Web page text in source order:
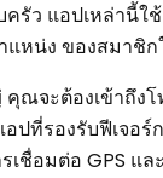
รัว แอปเหล่านี้ใ
ำแหน่ง ของสมา
ณจะต้องเข้าถึง
ปที่รองรับฟีเจอร์
ชื่อมต่อ GPS แล